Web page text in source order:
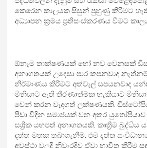
කෙරෙන කාලයක සිසුන් පුහුණු කිරීමට
අධ්‍යාපන ක්‍රමය ප්‍රතිසංස්කරණය වීමට
ඕනෑම තාක්ෂණයක් හෝ නව වෙනසක්
අනාගතයක් උදෙසා පාර කපනවාද
නිර්මාණය කිරීමට අත්වැල් සපයනවාද
මිනිසාට ඇති තීරණාත්මක හැකියාව
වෙන් කරන වැදගත් ලක්ෂණයකි.
පීඩා විදින සමාජයක් වන අතර
සශ්‍රික යහපත් අනාගතයකි. කෘත්‍රිම බුද්ධිය
දත්ත මතක තබාගැනීම, එම දත්ත
අවස්ථා වලදී නිවැරදිව ඒවා භාවිත කිරීම